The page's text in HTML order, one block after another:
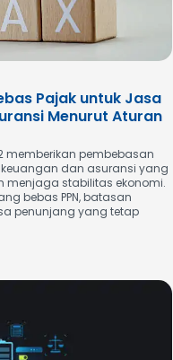
Pajak untuk Jasa
Menurut Aturan
memberikan pembebasan
keuangan dan asuransi yang
menjaga stabilitas ekonomi.
bebas PPN, batasan
penunjang yang tetap